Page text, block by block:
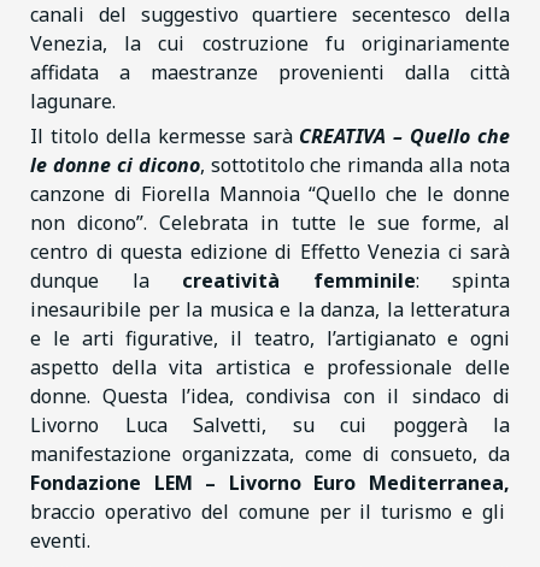
canali del suggestivo quartiere secentesco della
Venezia, la cui costruzione fu originariamente
affidata a maestranze provenienti dalla città
lagunare.
Il titolo della kermesse sarà CREATIVA – Quello che
le donne ci dicono, sottotitolo che rimanda alla nota
canzone di Fiorella Mannoia “Quello che le donne
non dicono”. Celebrata in tutte le sue forme, al
centro di questa edizione di Effetto Venezia ci sarà
dunque la creatività femminile: spinta
inesauribile per la musica e la danza, la letteratura
e le arti figurative, il teatro, l’artigianato e ogni
aspetto della vita artistica e professionale delle
donne. Questa l’idea, condivisa con il sindaco di
Livorno Luca Salvetti, su cui poggerà la
manifestazione organizzata, come di consueto, da
Fondazione LEM – Livorno Euro Mediterranea,
braccio operativo del comune per il turismo e gli
eventi.